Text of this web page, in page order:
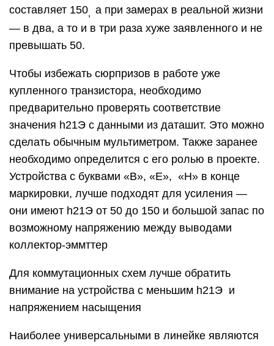
составляет 150 а при замерах в реальной жизни
— в два, а то и в три раза хуже заявленного и не
превышать 50.
Чтобы избежать сюрпризов в работе уже
купленного транзистора, необходимо
предварительно проверять соответствие
значения h21Э с данными из даташит. Это можно
сделать обычным мультиметром. Также заранее
необходимо определится с его ролью в проекте.
Устройства с буквами «В», «E», «Н» в конце
маркировки, лучше подходят для усиления —
они имеют h21Э от 50 до 150 и большой запас по
возможному напряжению между выводами
коллектор-эммттер
Для коммутационных схем лучше обратить
внимание на устройства с меньшим h21Э и
напряжением насыщения
Наиболее универсальными в линейке являются